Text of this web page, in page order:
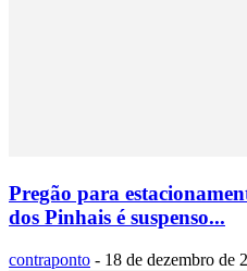
Pregão para
dos Pinhais é suspenso...
contraponto - 18 de dezembro de